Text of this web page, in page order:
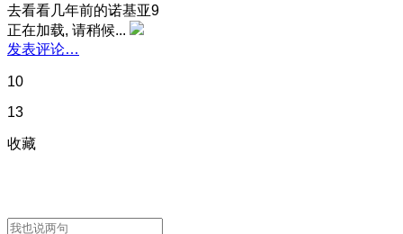
去看看几年前的诺基亚9
正在加载, 请稍候...
发表评论…
10
13
收藏